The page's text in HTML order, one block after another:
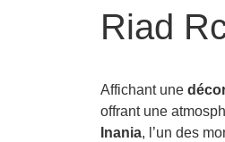
Riad
Affichant une
offrant une
Inania, l’un des